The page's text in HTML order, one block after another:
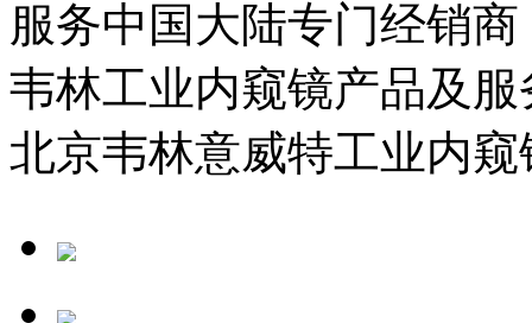
服务中国大陆专门经销商
韦林工业内窥镜产品及
北京韦林意威特工业内